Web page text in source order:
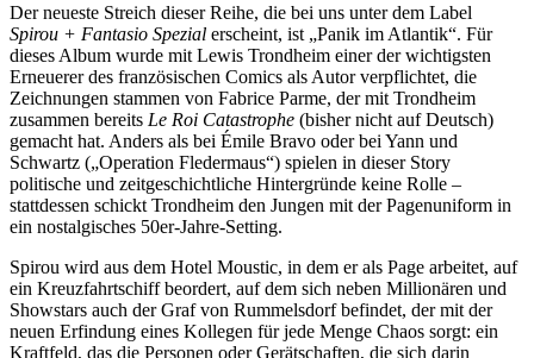
Der neueste Streich dieser Reihe, die bei uns unter dem Label
Spirou + Fantasio Spezial erscheint, ist „Panik im Atlantik“. Für
dieses Album wurde mit Lewis Trondheim einer der wichtigsten
Erneuerer des französischen Comics als Autor verpflichtet, die
Zeichnungen stammen von Fabrice Parme, der mit Trondheim
zusammen bereits Le Roi Catastrophe (bisher nicht auf Deutsch)
gemacht hat. Anders als bei Émile Bravo oder bei Yann und
Schwartz („Operation Fledermaus“) spielen in dieser Story
politische und zeitgeschichtliche Hintergründe keine Rolle –
stattdessen schickt Trondheim den Jungen mit der Pagenuniform in
ein nostalgisches 50er-Jahre-Setting.
Spirou wird aus dem Hotel Moustic, in dem er als Page arbeitet, auf
ein Kreuzfahrtschiff beordert, auf dem sich neben Millionären und
Showstars auch der Graf von Rummelsdorf befindet, der mit der
neuen Erfindung eines Kollegen für jede Menge Chaos sorgt: ein
Kraftfeld, das die Personen oder Gerätschaften, die sich darin